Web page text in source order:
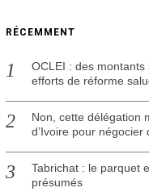
RÉCEMMENT
OCLEI : des
efforts de réforme
Non, cette délégation
d’Ivoire pour négocier
Tabrichat : le parquet
présumés